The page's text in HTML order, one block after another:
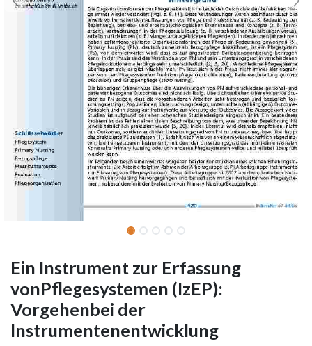
Ein Instrument zur Erfassung
vonPflegesystemen (IzEP):
Vorgehenbei der
Instrumentenentwicklung